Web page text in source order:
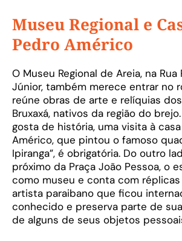
Museu Regional e
Pedro Américo
O Museu Regional de Areia, na
Júnior, também merece entrar no
reúne obras de arte e relíquias
Bruxaxá, nativos da região do
gosta de história, uma visita à
Américo, que pintou o famoso
Ipiranga”, é obrigatória. Do outro
próximo da Praça João Pessoa, o
como museu e conta com
artista paraibano que ficou
conhecido e preserva parte de
de alguns de seus objetos